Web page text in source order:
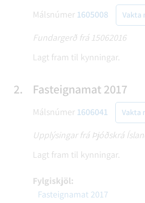
Málsnúmer 1605008 Vakta
Fundargerð frá 15062016
Lagt fram til kynningar.
2. Fasteignamat 2017
Málsnúmer 1606041 Vakta
Upplýsingar frá Þjóðskrá
Lagt fram til kynningar.
Fylgiskjöl:
Fasteignamat 2017